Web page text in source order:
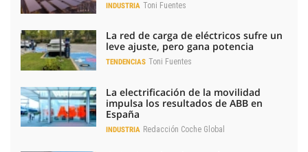
INDUSTRIA Toni Fuentes
La red de carga de eléctricos sufre un
leve ajuste, pero gana potencia
TENDENCIAS Toni Fuentes
La electrificación de la movilidad
impulsa los resultados de ABB en
España
INDUSTRIA Redacción Coche Global